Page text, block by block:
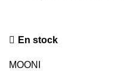
En stock
MOONI